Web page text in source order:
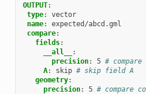
OUTPUT:
type:
vector
name:
expected/abcd.gml
compare:
fields:
__all__
:
precision: 5 #
A: skip # skip field A
geometry:
precision: 5 # compare